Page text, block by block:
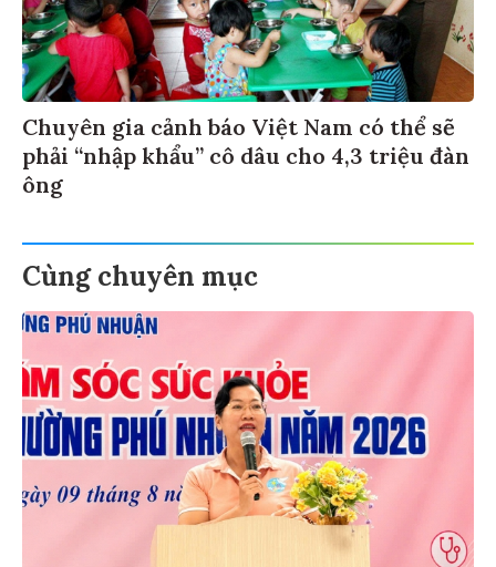
Chuyên gia cảnh báo Việt Nam có thể sẽ
phải “nhập khẩu” cô dâu cho 4,3 triệu đàn
ông
Cùng chuyên mục